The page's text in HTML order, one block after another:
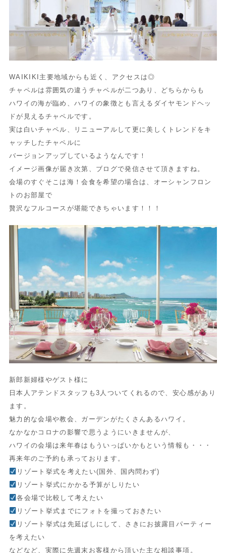
WAIKIKI主要地域からも近く、アクセスは◎
チャペルは雰囲気の違うチャペルが二つあり、どちらからも
ハワイの海が臨め、ハワイの象徴とも言えるダイヤモンドヘッ
ドが見えるチャペルです。
実は白いチャペル、リニューアルして更に美しくトレンドをキ
ャッチしたチャペルに
バージョンアップしているようなんです！
イメージ画像が届き次第、ブログで発信させて頂きますね。
会場のすぐそこは海！会食を希望の場合は、オーシャンフロン
トのお部屋で
贅沢なフルコースが堪能できちゃいます！！！
新郎新婦様やゲスト様に
日本人アテンドスタッフも3人ついてくれるので、安心感があり
ます。
魅力的な会場や教会、ガーデンがたくさんあるハワイ。
なかなかコロナの影響で思うようにいきませんが、
ハワイの会場は来年春はもういっぱいかもという情報も・・・
再来年のご予約も承っております。
リゾート挙式を考えたい(国外、国内問わず)
リゾート挙式にかかる予算がしりたい
各会場で比較して考えたい
リゾート挙式までにフォトを撮っておきたい
リゾート挙式は先延ばしにして、さきにお披露目パーティー
を考えたい
などなど、実際に先週末お客様から頂いた主な相談事項。